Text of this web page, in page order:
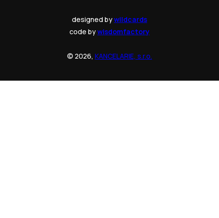
designed bywildcards
code bywisdomfactory
© 2026, KANCELARIE, s.r.o.